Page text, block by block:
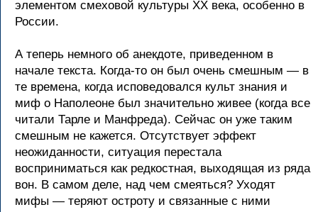
элементом смеховой культуры ХХ века, особенно в
России.
А теперь немного об анекдоте, приведенном в
начале текста. Когда-то он был очень смешным — в
те времена, когда исповедовался культ знания и
миф о Наполеоне был значительно живее (когда все
читали Тарле и Манфреда). Сейчас он уже таким
смешным не кажется. Отсутствует эффект
неожиданности, ситуация перестала
восприниматься как редкостная, выходящая из ряда
вон. В самом деле, над чем смеяться? Уходят
мифы — теряют остроту и связанные с ними